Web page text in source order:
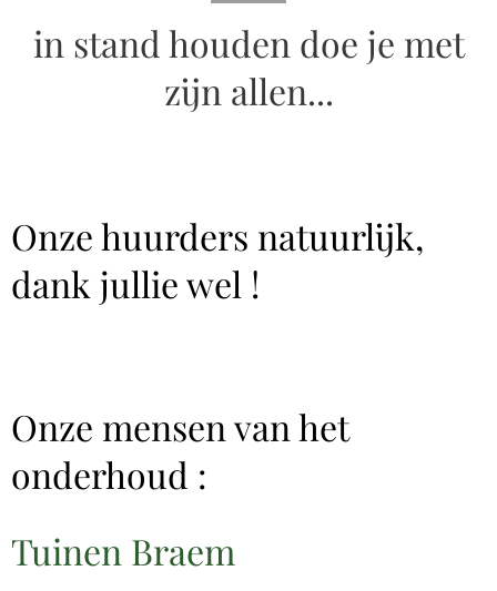
in stand houden doe je met
zijn allen...
Onze huurders natuurlijk,
dank jullie wel !
Onze mensen van het
onderhoud :
Tuinen Braem